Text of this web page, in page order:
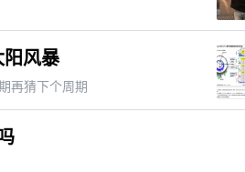
风暴
再猜下个周期